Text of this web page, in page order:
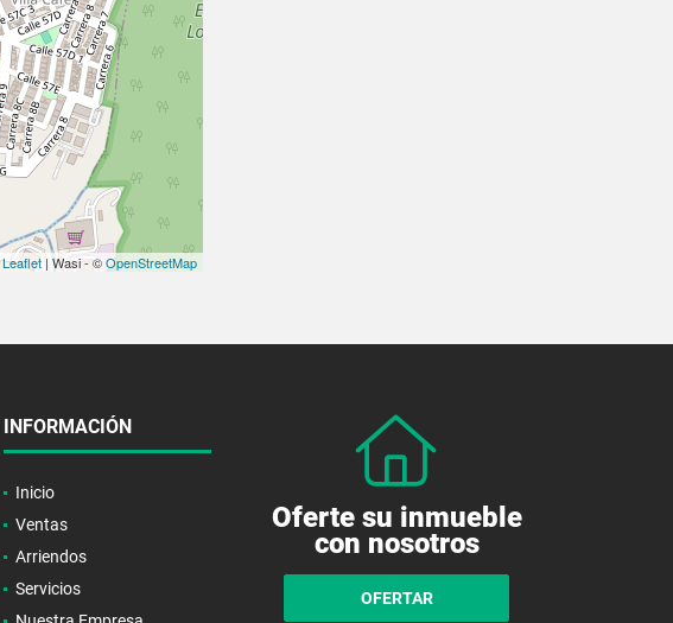
Leaflet| Wasi - ©OpenStreetMap
INFORMACIÓN
Inicio
Ventas
Arriendos
Servicios
Oferte su inmueble
con nosotros
OFERTAR